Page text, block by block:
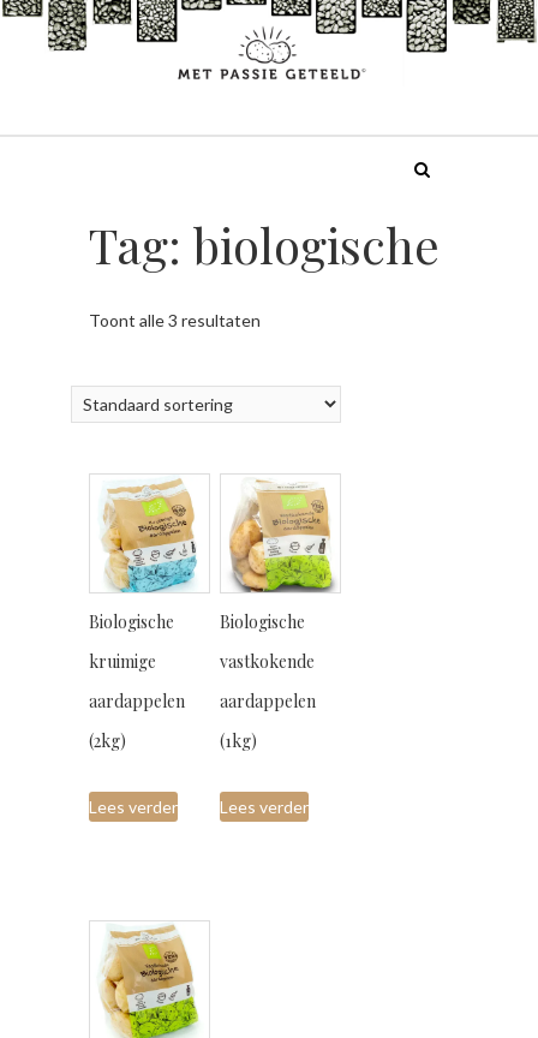
Doorgaan
Tag: biologische
Toont alle 3 resultaten
Biologische
kruimige
aardappelen
(2kg)
Lees verder
Biologische
vastkokende
aardappelen
(1kg)
Lees verder